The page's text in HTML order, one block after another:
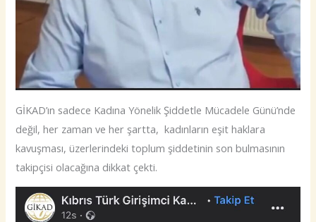
GİKAD’ın sadece Kadına Yönelik Şiddetle Mücadele Günü’nde
değil, her zaman ve her şartta, kadınların eşit haklara
kavuşması, üzerlerindeki toplum şiddetinin son bulmasının
takipçisi olacağına dikkat çekti.